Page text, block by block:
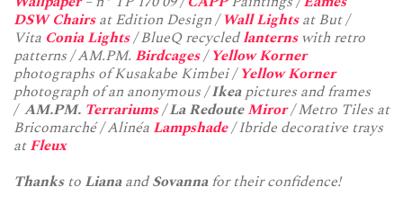
DSW Chairsat Edition Design /Wall Lightsat But /
Vita Conia Lights/ BlueQ recycledlanternswith retro
patterns / AM.PM. Birdcages/Yellow Korner
photographs of Kusakabe Kimbei /Yellow Korner
photograph of an anonymous /Ikeapictures and frames
/ AM.PM. Terrariums/ La RedouteMiror/ Metro Tiles at
Bricomarché / Alinéa Lampshade/ Ibride decorative trays
atFleux
Thanksto LianaandSovannafor their confidence!